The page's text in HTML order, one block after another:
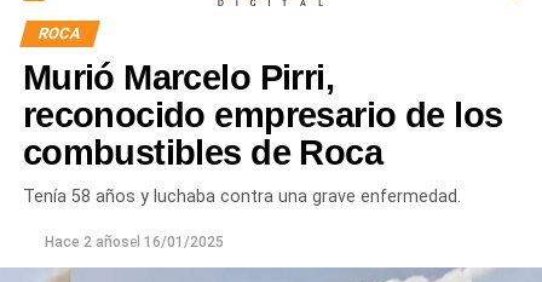
ROCA
Murió Marcelo Pirri,
reconocido empresario de los
combustibles de Roca
Tenía 58 años y luchaba contra una grave enfermedad.
Hace 2 añosel 16/01/2025